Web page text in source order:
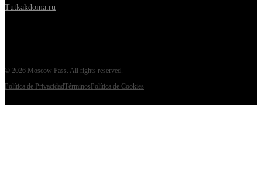
Tutkakdoma.ru
© 2026 Moscow Pass . All rights reserved.
Política de PrivacidadTérminosPolítica de Cookies